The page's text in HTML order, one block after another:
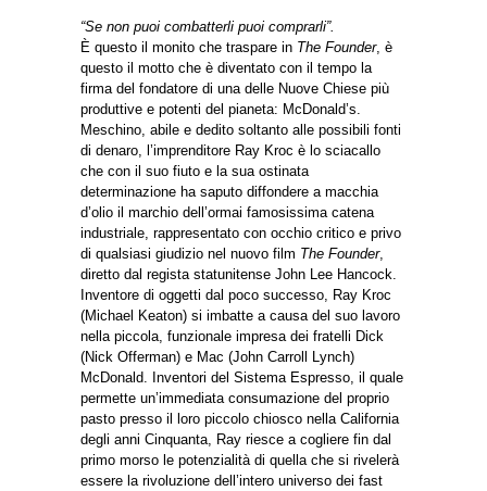
“Se non puoi combatterli puoi comprarli”.
È questo il monito che traspare in The Founder, è
questo il motto che è diventato con il tempo la
firma del fondatore di una delle Nuove Chiese più
produttive e potenti del pianeta: McDonald’s.
Meschino, abile e dedito soltanto alle possibili fonti
di denaro, l’imprenditore Ray Kroc è lo sciacallo
che con il suo fiuto e la sua ostinata
determinazione ha saputo diffondere a macchia
d’olio il marchio dell’ormai famosissima catena
industriale, rappresentato con occhio critico e privo
di qualsiasi giudizio nel nuovo film The Founder,
diretto dal regista statunitense John Lee Hancock.
Inventore di oggetti dal poco successo, Ray Kroc
(Michael Keaton) si imbatte a causa del suo lavoro
nella piccola, funzionale impresa dei fratelli Dick
(Nick Offerman) e Mac (John Carroll Lynch)
McDonald. Inventori del Sistema Espresso, il quale
permette un’immediata consumazione del proprio
pasto presso il loro piccolo chiosco nella California
degli anni Cinquanta, Ray riesce a cogliere fin dal
primo morso le potenzialità di quella che si rivelerà
essere la rivoluzione dell’intero universo dei fast